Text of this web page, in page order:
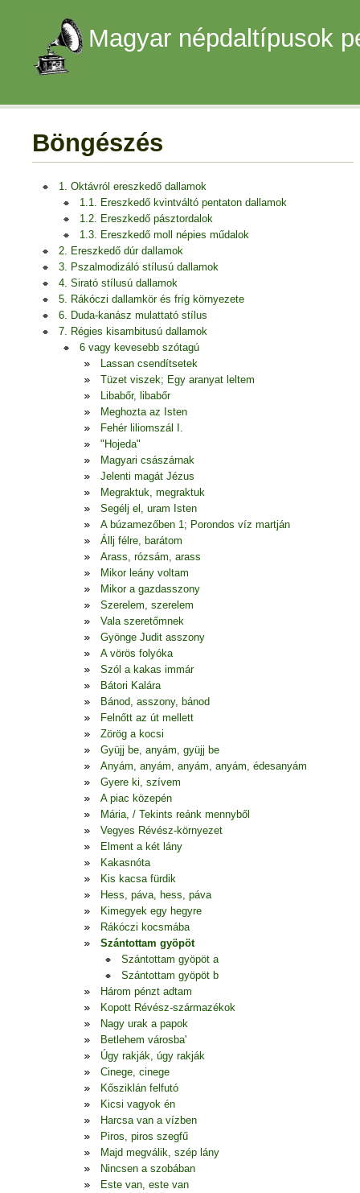
Magyar népdaltípusok
Böngészés
1. Oktávról ereszkedő dallamok
1.1. Ereszkedő kvintváltó pentaton dallamok
1.2. Ereszkedő pásztordalok
1.3. Ereszkedő moll népies műdalok
2. Ereszkedő dúr dallamok
3. Pszalmodizáló stílusú dallamok
4. Sirató stílusú dallamok
5. Rákóczi dallamkör és fríg környezete
6. Duda-kanász mulattató stílus
7. Régies kisambitusú dallamok
6 vagy kevesebb szótagú
Lassan csendítsetek
Tüzet viszek; Egy aranyat leltem
Libabőr, libabőr
Meghozta az Isten
Fehér liliomszál I.
"Hojeda"
Magyari császárnak
Jelenti magát Jézus
Megraktuk, megraktuk
Segélj el, uram Isten
A búzamezőben 1; Porondos víz martján
Állj félre, barátom
Arass, rózsám, arass
Mikor leány voltam
Mikor a gazdasszony
Szerelem, szerelem
Vala szeretőmnek
Gyönge Judit asszony
A vörös folyóka
Szól a kakas immár
Bátori Kalára
Bánod, asszony, bánod
Felnőtt az út mellett
Zörög a kocsi
Gyüjj be, anyám, gyüjj be
Anyám, anyám, anyám, anyám, édesanyám
Gyere ki, szívem
A piac közepén
Mária, / Tekints reánk mennyből
Vegyes Révész-környezet
Elment a két lány
Kakasnóta
Kis kacsa fürdik
Hess, páva, hess, páva
Kimegyek egy hegyre
Rákóczi kocsmába
Szántottam gyöpöt
Szántottam gyöpöt a
Szántottam gyöpöt b
Három pénzt adtam
Kopott Révész-származékok
Nagy urak a papok
Betlehem városba'
Úgy rakják, úgy rakják
Cinege, cinege
Kősziklán felfutó
Kicsi vagyok én
Harcsa van a vízben
Piros, piros szegfű
Majd megválik, szép lány
Nincsen a szobában
Este van, este van